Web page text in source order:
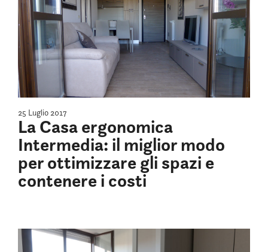
25 Luglio 2017
La Casa ergonomica
Intermedia: il miglior modo
per ottimizzare gli spazi e
contenere i costi